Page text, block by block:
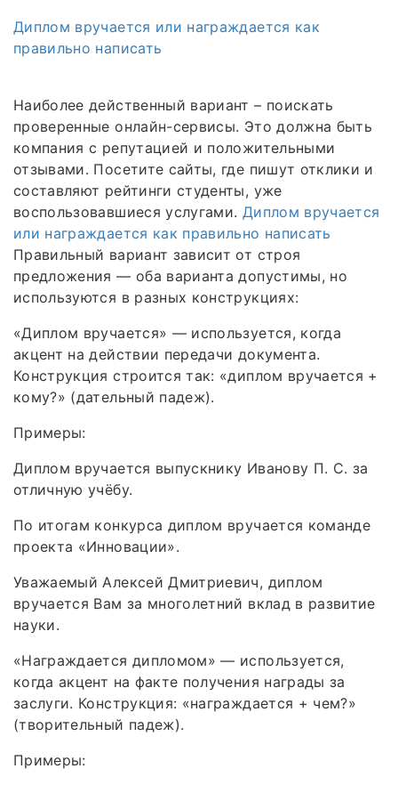
Диплом вручается или награждается как
правильно написать
Наиболее действенный вариант – поискать
проверенные онлайн-сервисы. Это должна быть
компания с репутацией и положительными
отзывами. Посетите сайты, где пишут отклики и
составляют рейтинги студенты, уже
воспользовавшиеся услугами. Диплом вручается
или награждается как правильно написать
Правильный вариант зависит от строя
предложения — оба варианта допустимы, но
используются в разных конструкциях:
«Диплом вручается» — используется, когда
акцент на действии передачи документа.
Конструкция строится так: «диплом вручается +
кому?» (дательный падеж).
Примеры:
Диплом вручается выпускнику Иванову П. С. за
отличную учёбу.
По итогам конкурса диплом вручается команде
проекта «Инновации».
Уважаемый Алексей Дмитриевич, диплом
вручается Вам за многолетний вклад в развитие
науки.
«Награждается дипломом» — используется,
когда акцент на факте получения награды за
заслуги. Конструкция: «награждается + чем?»
(творительный падеж).
Примеры: